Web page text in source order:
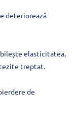
deteriorează
elasticitatea,
treptat.
de